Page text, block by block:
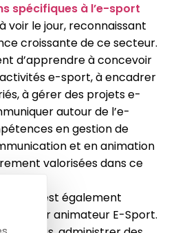
spécifiques à l’e-sport
voir le jour, reconnaissant
croissante de ce secteur.
d’apprendre à concevoir
e-sport, à encadrer
à gérer des projets e-
autour de l’e-
en gestion de
et en animation
valorisées dans ce
est également
devenir animateur E-Sport.